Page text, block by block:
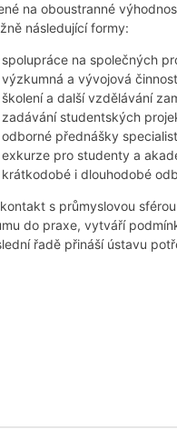
na oboustranné
následující formy:
spolupráce na společných
výzkumná a vývojová
školení a další vzdělávání
zadávání studentských
odborné přednášky
exkurze pro studenty a
krátkodobé i dlouhodobé
s průmyslovou
do praxe, vytváří
řadě přináší ústavu